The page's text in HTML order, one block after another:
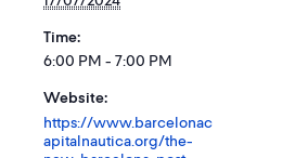
Time:
6:00 PM - 7:00 PM
Website:
https://www.barcelonac
apitalnautica.org/the-